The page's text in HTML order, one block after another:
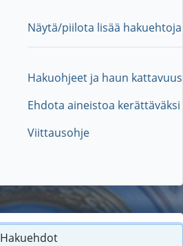
Näytä/piilota lisää hakuehtoja
Hakuohjeet ja haun kattavuus
Ehdota aineistoa kerättäväksi
Viittausohje
Hakuehdot